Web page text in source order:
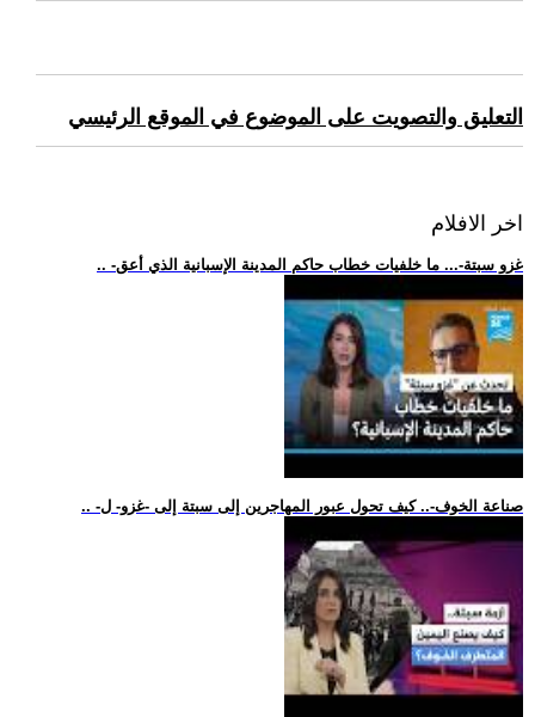
التعليق والتصويت على الموضوع في الموقع الرئيسي
اخر الافلام
.. -غزو سبتة-... ما خلفيات خطاب حاكم المدينة الإسبانية الذي أعق
.. -صناعة الخوف-.. كيف تحول عبور المهاجرين إلى سبتة إلى -غزو- ل